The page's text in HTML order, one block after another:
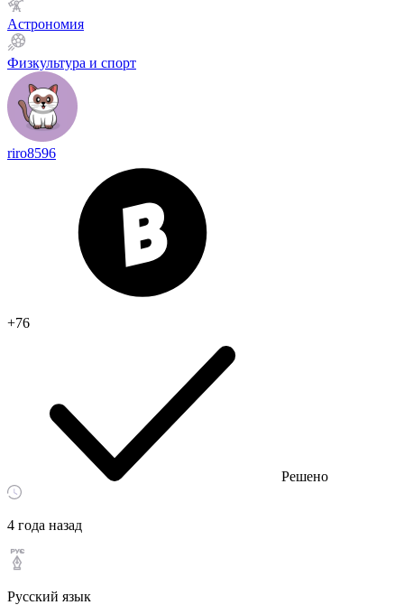
Астрономия
Физкультура и спорт
riro8596
+76
Решено
4 года назад
Русский язык